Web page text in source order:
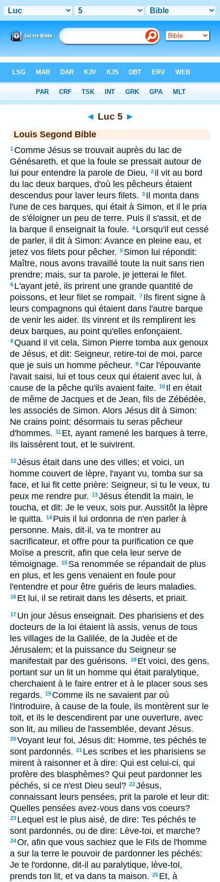
◄ Luc 5 ►
Louis Segond Bible
1 Comme Jésus se trouvait auprès du lac de
Génésareth, et que la foule se pressait autour de
lui pour entendre la parole de Dieu, 2 il vit au bord
du lac deux barques, d'où les pêcheurs étaient
descendus pour laver leurs filets. 3 Il monta dans
l'une de ces barques, qui était à Simon, et il le pria
de s'éloigner un peu de terre. Puis il s'assit, et de
la barque il enseignait la foule. 4 Lorsqu'il eut cessé
de parler, il dit à Simon: Avance en pleine eau, et
jetez vos filets pour pêcher. 5 Simon lui répondit:
Maître, nous avons travaillé toute la nuit sans rien
prendre; mais, sur ta parole, je jetterai le filet.
6 L'ayant jeté, ils prirent une grande quantité de
poissons, et leur filet se rompait. 7 Ils firent signe à
leurs compagnons qui étaient dans l'autre barque
de venir les aider. Ils vinrent et ils remplirent les
deux barques, au point qu'elles enfonçaient.
8Quand il vit cela, Simon Pierre tomba aux genoux
de Jésus, et dit: Seigneur, retire-toi de moi, parce
que je suis un homme pécheur. 9 Car l'épouvante
l'avait saisi, lui et tous ceux qui étaient avec lui, à
cause de la pêche qu'ils avaient faite. 10 Il en était
de même de Jacques et de Jean, fils de Zébédée,
les associés de Simon. Alors Jésus dit à Simon:
Ne crains point; désormais tu seras pêcheur
d'hommes. 11 Et, ayant ramené les barques à terre,
ils laissèrent tout, et le suivirent.
12Jésus était dans une des villes; et voici, un
homme couvert de lèpre, l'ayant vu, tomba sur sa
face, et lui fit cette prière: Seigneur, si tu le veux, tu
peux me rendre pur. 13Jésus étendit la main, le
toucha, et dit: Je le veux, sois pur. Aussitôt la lèpre
le quitta. 14 Puis il lui ordonna de n'en parler à
personne. Mais, dit-il, va te montrer au
sacrificateur, et offre pour ta purification ce que
Moïse a prescrit, afin que cela leur serve de
témoignage. 15 Sa renommée se répandait de plus
en plus, et les gens venaient en foule pour
l'entendre et pour être guéris de leurs maladies.
16 Et lui, il se retirait dans les déserts, et priait.
17 Un jour Jésus enseignait. Des pharisiens et des
docteurs de la loi étaient là assis, venus de tous
les villages de la Galilée, de la Judée et de
Jérusalem; et la puissance du Seigneur se
manifestait par des guérisons. 18 Et voici, des gens,
portant sur un lit un homme qui était paralytique,
cherchaient à le faire entrer et à le placer sous ses
regards. 19 Comme ils ne savaient par où
l'introduire, à cause de la foule, ils montèrent sur le
toit, et ils le descendirent par une ouverture, avec
son lit, au milieu de l'assemblée, devant Jésus.
20Voyant leur foi, Jésus dit: Homme, tes péchés te
sont pardonnés. 21 Les scribes et les pharisiens se
mirent à raisonner et à dire: Qui est celui-ci, qui
profère des blasphèmes? Qui peut pardonner les
péchés, si ce n'est Dieu seul? 22Jésus,
connaissant leurs pensées, prit la parole et leur dit:
Quelles pensées avez-vous dans vos coeurs?
23 Lequel est le plus aisé, de dire: Tes péchés te
sont pardonnés, ou de dire: Lève-toi, et marche?
24Or, afin que vous sachiez que le Fils de l'homme
a sur la terre le pouvoir de pardonner les péchés:
Je te l'ordonne, dit-il au paralytique, lève-toi,
prends ton lit, et va dans ta maison. 25 Et, à